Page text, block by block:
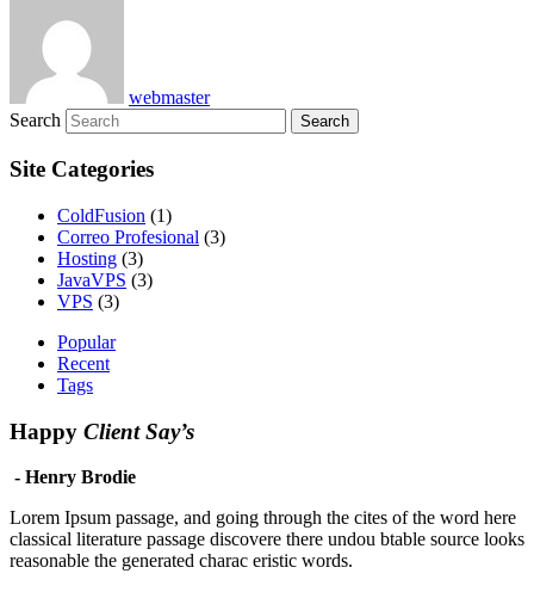
webmaster
Search
Site Categories
ColdFusion (1)
Correo Profesional (3)
Hosting (3)
JavaVPS (3)
VPS (3)
Popular
Recent
Tags
Happy Client Say’s
- Henry Brodie
Lorem Ipsum passage, and going through the cites of the word here
classical literature passage discovere there undou btable source looks
reasonable the generated charac eristic words.